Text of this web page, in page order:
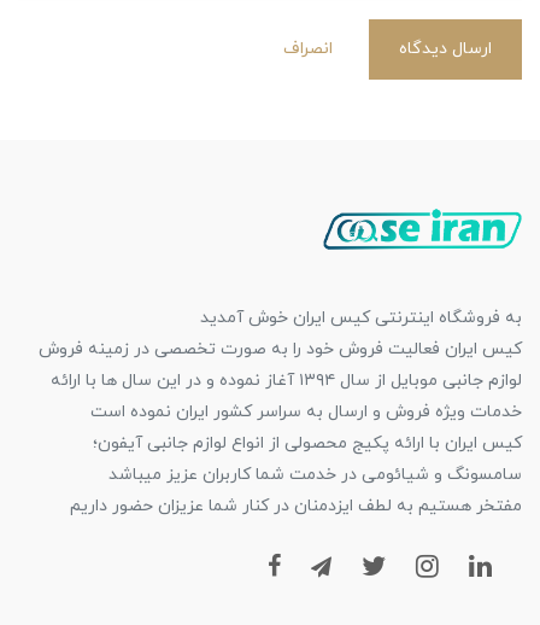
ارسال دیدگاه انصراف
به فروشگاه اینترنتی کیس ایران خوش آمدید
کیس ایران فعالیت فروش خود را به صورت تخصصی در زمینه فروش
لوازم جانبی موبایل از سال ۱۳۹۴ آغاز نموده و در این سال ها با ارائه
خدمات ویژه فروش و ارسال به سراسر کشور ایران نموده است
کیس ایران با ارائه پکیج محصولی از انواع لوازم جانبی آیفون؛
سامسونگ و شیائومی در خدمت شما کاربران عزیز میباشد
مفتخر هستیم به لطف ایزدمنان در کنار شما عزیزان حضور داریم